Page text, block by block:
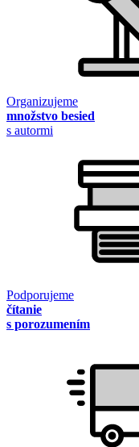
Organizujeme
množstvo besied
s autormi
Podporujeme
čítanie
s porozumením